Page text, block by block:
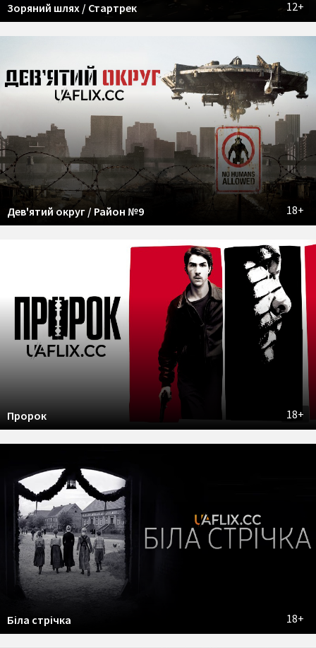
12+
Зоряний шлях / Стартрек
18+
Дев'ятий округ / Район №9
18+
Пророк
18+
Біла стрічка